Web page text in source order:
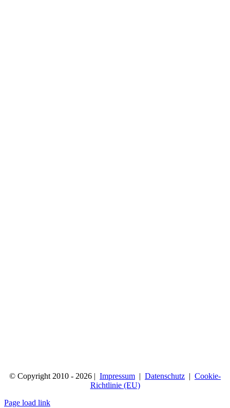
© Copyright 2010 - 2026 | Impressum | Datenschutz | Cookie-
Richtlinie (EU)
Page load link